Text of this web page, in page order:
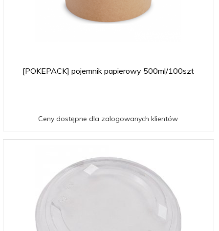
[POKEPACK] pojemnik papierowy 500ml/100szt
Ceny dostępne dla zalogowanych klientów